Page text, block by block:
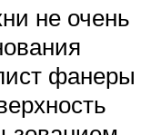
не очень
фанеры